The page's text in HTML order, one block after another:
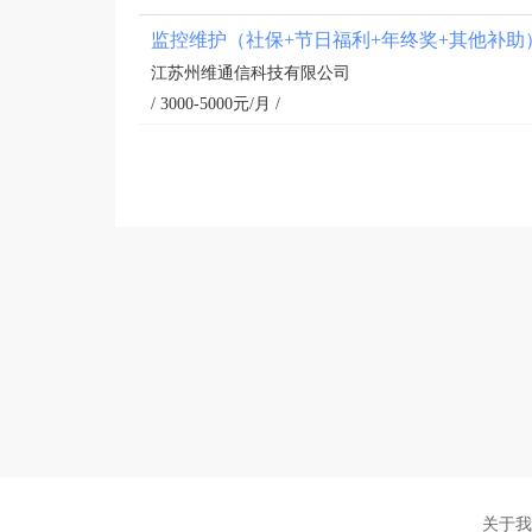
监控维护（社保+节日福利+年终奖+其他补
江苏州维通信科技有限公司
/ 3000-5000元/月 /
关于